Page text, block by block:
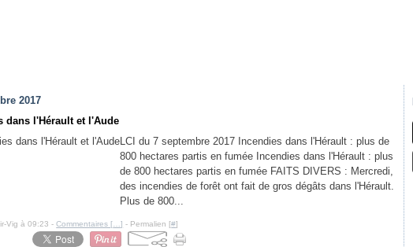
2017
dans l'Hérault et l'Aude
LCI du 7 septembre 2017 Incendies dans l'Hérault : plus de
800 hectares partis en fumée Incendies dans l'Hérault : plus
de 800 hectares partis en fumée FAITS DIVERS : Mercredi,
des incendies de forêt ont fait de gros dégâts dans l'Hérault.
Plus de 800...
Vig à 09:23 -Commentaires [ …] - Permalien [#]